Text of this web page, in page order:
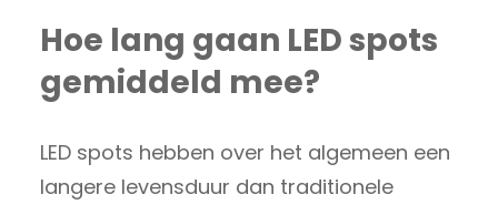
Hoe lang gaan LED spots
gemiddeld mee?
LED spots hebben over het algemeen een
langere levensduur dan traditionele